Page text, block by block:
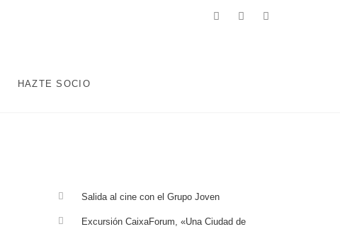
facebooktwitter
HAZTE SOCIO
Salida al cine con el Grupo Joven
Excursión CaixaForum, «Una Ciudad de